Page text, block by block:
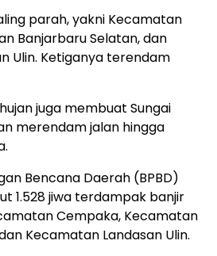
parah, yakni Kecamatan
Banjarbaru Selatan, dan
Ulin. Ketiganya terendam
juga membuat Sungai
merendam jalan hingga
Bencana Daerah (BPBD)
1.528 jiwa terdampak banjir
Cempaka, Kecamatan
Kecamatan Landasan Ulin.